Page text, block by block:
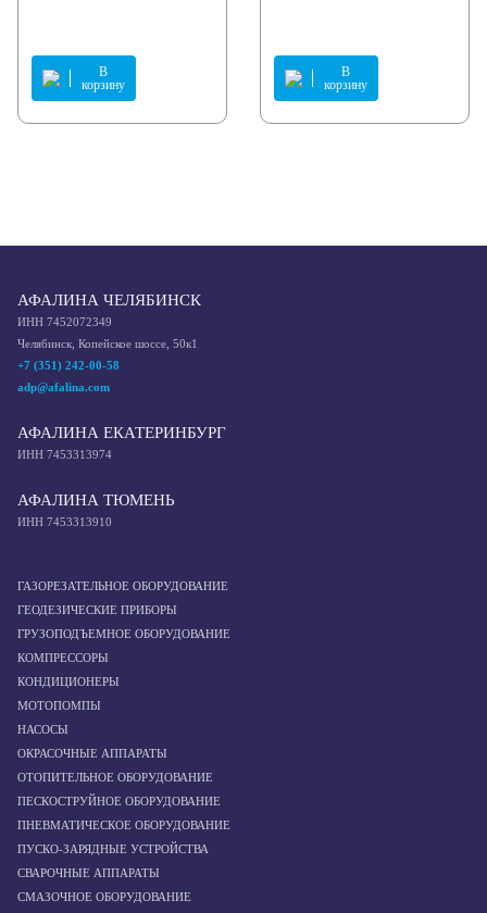
В
корзину
В
корзину
АФАЛИНА ЧЕЛЯБИНСК
ИНН 7452072349
Челябинск, Копейское шоссе, 50к1
+7 (351) 242-00-58
adp@afalina.com
АФАЛИНА ЕКАТЕРИНБУРГ
ИНН 7453313974
АФАЛИНА ТЮМЕНЬ
ИНН 7453313910
ГАЗОРЕЗАТЕЛЬНОЕ ОБОРУДОВАНИЕ
ГЕОДЕЗИЧЕСКИЕ ПРИБОРЫ
ГРУЗОПОДЪЕМНОЕ ОБОРУДОВАНИЕ
КОМПРЕССОРЫ
КОНДИЦИОНЕРЫ
МОТОПОМПЫ
НАСОСЫ
ОКРАСОЧНЫЕ АППАРАТЫ
ОТОПИТЕЛЬНОЕ ОБОРУДОВАНИЕ
ПЕСКОСТРУЙНОЕ ОБОРУДОВАНИЕ
ПНЕВМАТИЧЕСКОЕ ОБОРУДОВАНИЕ
ПУСКО-ЗАРЯДНЫЕ УСТРОЙСТВА
СВАРОЧНЫЕ АППАРАТЫ
СМАЗОЧНОЕ ОБОРУДОВАНИЕ